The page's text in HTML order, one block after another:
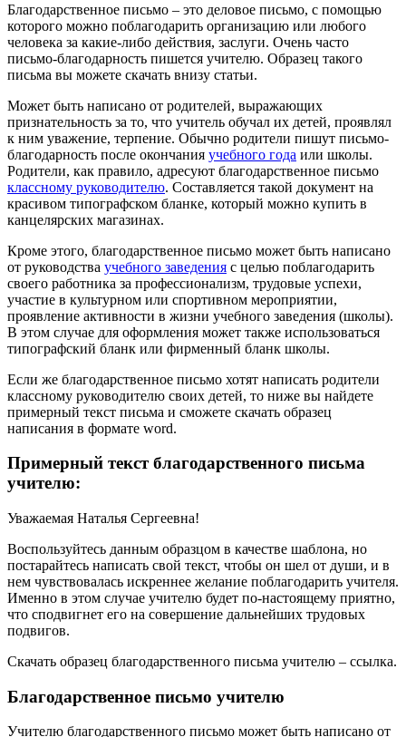
Благодарственное письмо – это деловое письмо, с помощью
которого можно поблагодарить организацию или любого
человека за какие-либо действия, заслуги. Очень часто
письмо-благодарность пишется учителю. Образец такого
письма вы можете скачать внизу статьи.
Может быть написано от родителей, выражающих
признательность за то, что учитель обучал их детей, проявлял
к ним уважение, терпение. Обычно родители пишут письмо-
благодарность после окончания учебного года или школы.
Родители, как правило, адресуют благодарственное письмо
классному руководителю. Составляется такой документ на
красивом типографском бланке, который можно купить в
канцелярских магазинах.
Кроме этого, благодарственное письмо может быть написано
от руководства учебного заведения с целью поблагодарить
своего работника за профессионализм, трудовые успехи,
участие в культурном или спортивном мероприятии,
проявление активности в жизни учебного заведения (школы).
В этом случае для оформления может также использоваться
типографский бланк или фирменный бланк школы.
Если же благодарственное письмо хотят написать родители
классному руководителю своих детей, то ниже вы найдете
примерный текст письма и сможете скачать образец
написания в формате word.
Примерный текст благодарственного письма
учителю:
Уважаемая Наталья Сергеевна!
Воспользуйтесь данным образцом в качестве шаблона, но
постарайтесь написать свой текст, чтобы он шел от души, и в
нем чувствовалась искреннее желание поблагодарить учителя.
Именно в этом случае учителю будет по-настоящему приятно,
что сподвигнет его на совершение дальнейших трудовых
подвигов.
Скачать образец благодарственного письма учителю – ссылка.
Благодарственное письмо учителю
Учителю благодарственного письмо может быть написано от